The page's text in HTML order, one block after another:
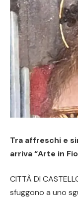
Tra affreschi e
arriva “Arte in
CITTÀ DI
sfuggono a uno